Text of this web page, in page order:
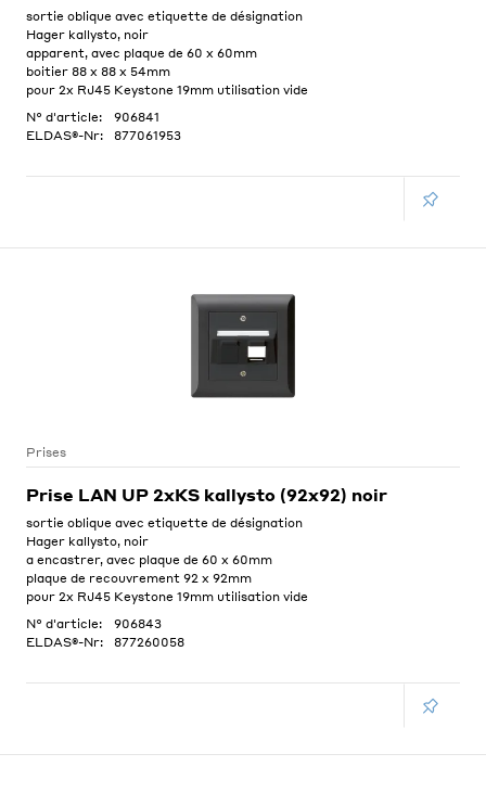
sortie oblique avec etiquette de désignation
Hager kallysto, noir
apparent, avec plaque de 60 x 60mm
boitier 88 x 88 x 54mm
pour 2x RJ45 Keystone 19mm utilisation vide
N° d'article:
906841
ELDAS®-Nr:
877061953
Prises
Prise LAN UP 2xKS kallysto (92x92) noir
sortie oblique avec etiquette de désignation
Hager kallysto, noir
a encastrer, avec plaque de 60 x 60mm
plaque de recouvrement 92 x 92mm
pour 2x RJ45 Keystone 19mm utilisation vide
N° d'article:
906843
ELDAS®-Nr:
877260058